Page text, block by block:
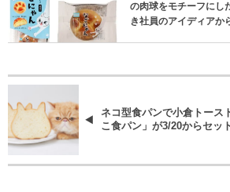
の肉球をモチーフに
き社員のアイディアか
ネコ型食パンで小倉トース
こ食パン」が3/20からセッ